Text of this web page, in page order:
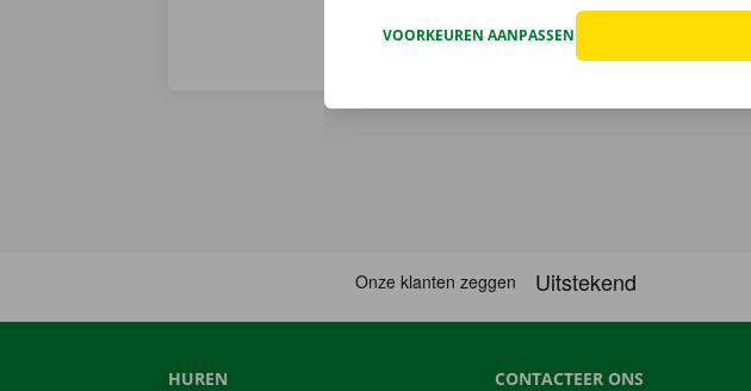
HUREN
CONTACTEER ONS
VOORKEUREN AANPASSEN